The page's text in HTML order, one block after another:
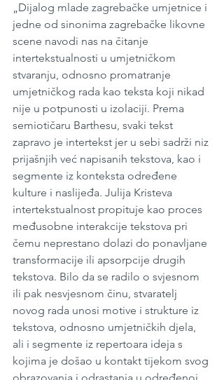
„Dijalog mlade zagrebačke umjetnice i
jedne od sinonima zagrebačke likovne
scene navodi nas na čitanje
intertekstualnosti u umjetničkom
stvaranju, odnosno promatranje
umjetničkog rada kao teksta koji nikad
nije u potpunosti u izolaciji. Prema
semiotičaru Barthesu, svaki tekst
zapravo je intertekst jer u sebi sadrži niz
prijašnjih već napisanih tekstova, kao i
segmente iz konteksta određene
kulture i naslijeđa. Julija Kristeva
intertekstualnost propituje kao proces
međusobne interakcije tekstova pri
čemu neprestano dolazi do ponavljane
transformacije ili apsorpcije drugih
tekstova. Bilo da se radilo o svjesnom
ili pak nesvjesnom činu, stvaratelj
novog rada unosi motive i strukture iz
tekstova, odnosno umjetničkih djela,
ali i segmente iz repertoara ideja s
kojima je došao u kontakt tijekom svog